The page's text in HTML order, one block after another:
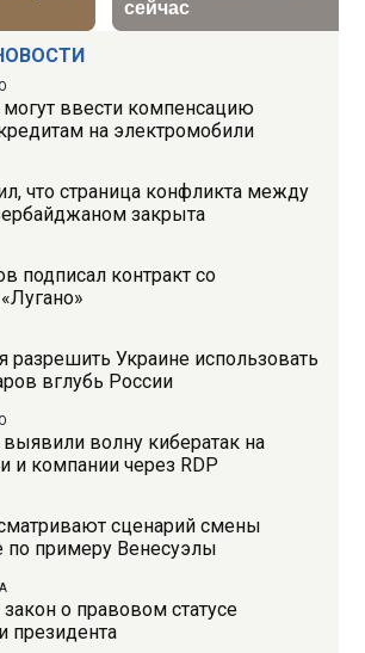
могут ввести компенсацию
на электромобили
что страница конфликта между
закрыта
подписал контракт со
разрешить Украине использовать
вглубь России
выявили волну кибератак на
и компании через RDP
сценарий смены
по примеру Венесуэлы
о правовом статусе
президента